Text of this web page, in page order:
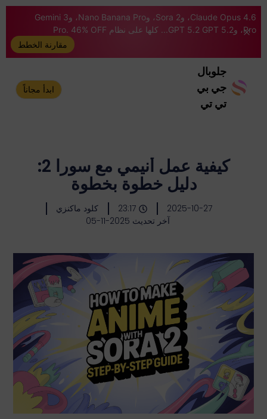
Claude Opus 4.6، وSora 2، وNano Banana Pro، وGemini 3
Pro، وGPT 5.2 GPT 5.2... كلها على نظام Pro. 46% OFF
مقارنة الخطط
جلوبال
جي بي
تي تي
ابدأ مجاناً
كيفية عمل أنيمي مع سورا 2:
دليل خطوة بخطوة
2025-10-27
23:17
كلود ماكنزي
آخر تحديث 2025-11-05